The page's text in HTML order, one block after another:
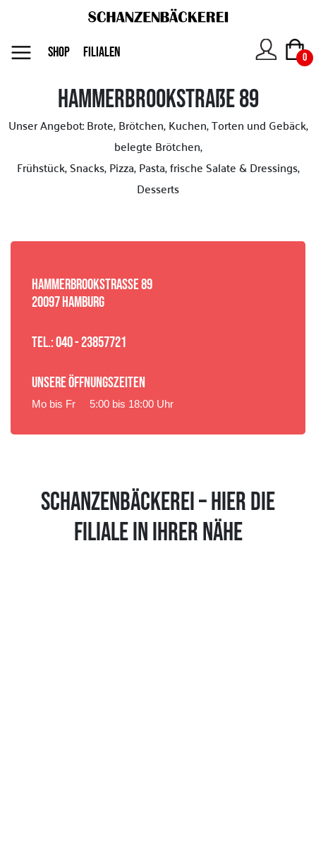
Das
Unternehmen
Jobs
Kontakt
SHOP FILIALEN 0
Hammerbrookstraße 89
Unser Angebot: Brote, Brötchen, Kuchen, Torten und Gebäck,
belegte Brötchen,
Frühstück, Snacks, Pizza, Pasta, frische Salate & Dressings,
Desserts
HAMMERBROOKSTRASSE 89
20097 HAMBURG
TEL.: 040 - 23857721
UNSERE ÖFFNUNGSZEITEN
Mo bis Fr 5:00 bis 18:00 Uhr
SCHANZENBÄCKEREI – HIER DIE
FILIALE IN IHRER NÄHE